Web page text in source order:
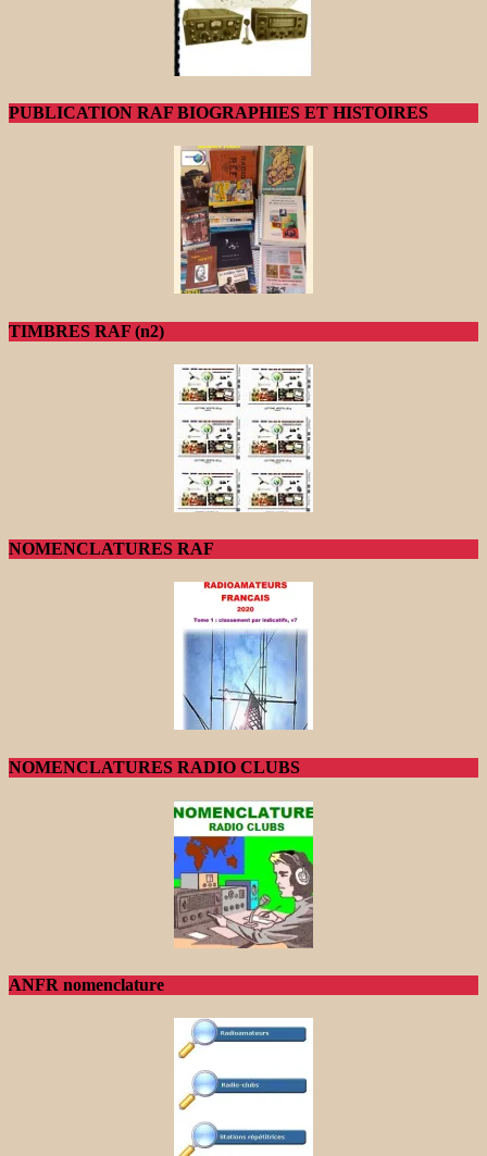
PUBLICATION RAF BIOGRAPHIES ET HISTOIRES
TIMBRES RAF (n2)
NOMENCLATURES RAF
NOMENCLATURES RADIO CLUBS
ANFR nomenclature